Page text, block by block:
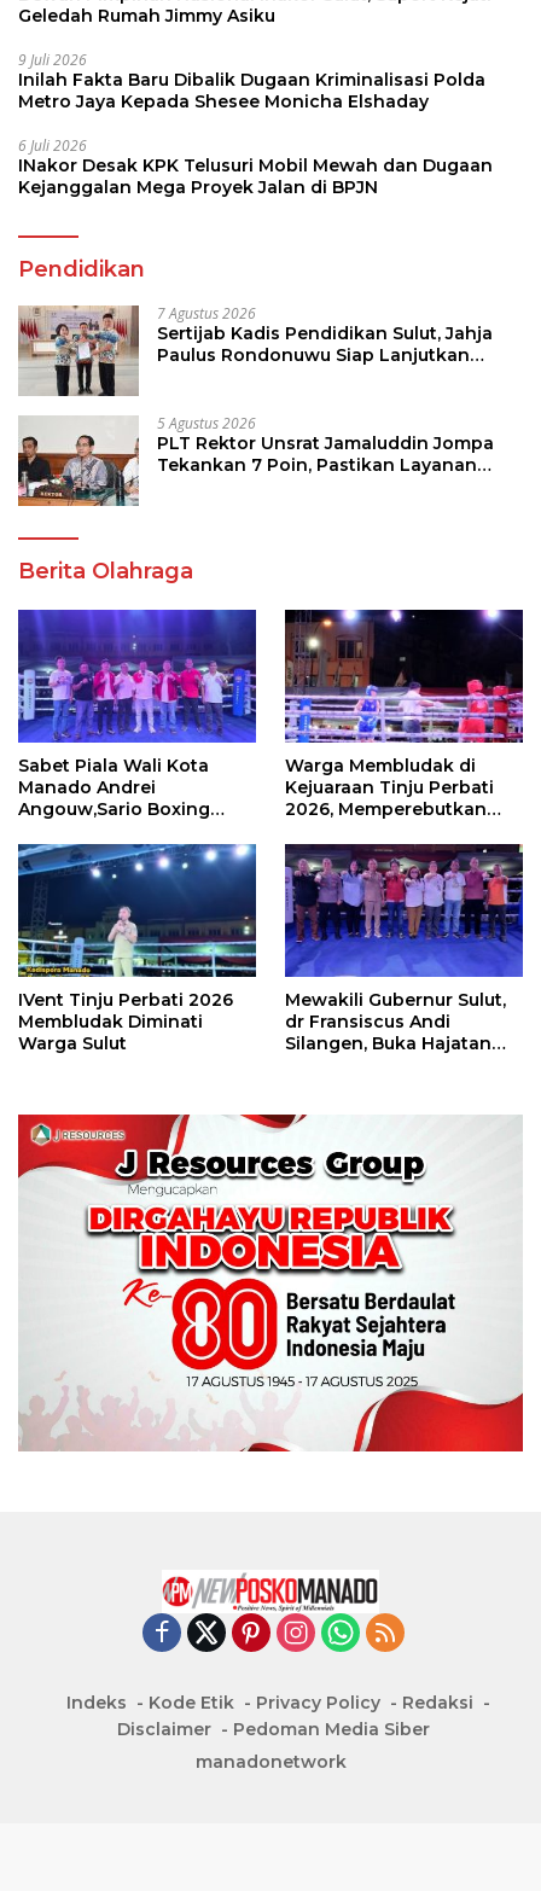
Geledah Rumah Jimmy Asiku
9 Juli 2026
Inilah Fakta Baru Dibalik Dugaan Kriminalisasi Polda
Metro Jaya Kepada Shesee Monicha Elshaday
6 Juli 2026
INakor Desak KPK Telusuri Mobil Mewah dan Dugaan
Kejanggalan Mega Proyek Jalan di BPJN
Pendidikan
7 Agustus 2026
Sertijab Kadis Pendidikan Sulut, Jahja
Paulus Rondonuwu Siap Lanjutkan
5 Agustus 2026
PLT Rektor Unsrat Jamaluddin Jompa
Tekankan 7 Poin, Pastikan Layanan
Berita Olahraga
Sabet Piala Wali Kota
Manado Andrei
Angouw,Sario Boxing
Perbati 2026
Warga Membludak di
Kejuaraan Tinju Perbati
2026, Memperebutkan
IVent Tinju Perbati 2026
Membludak Diminati
Warga Sulut
Mewakili Gubernur Sulut,
dr Fransiscus Andi
Silangen, Buka Hajatan
Indeks Kode Etik Privacy Policy
Redaksi
Disclaimer
Pedoman Media Siber
manadonetwork